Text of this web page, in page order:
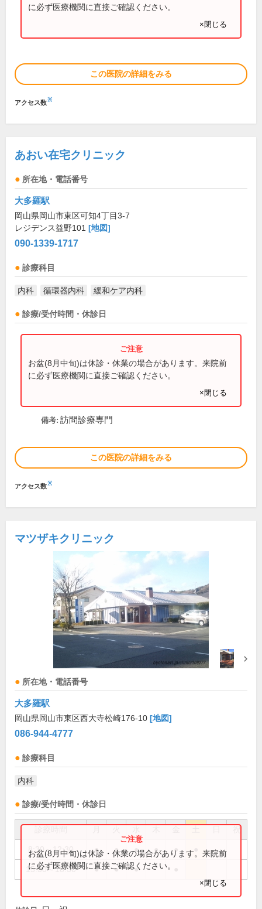
に必ず医療機関に直接ご確認ください。
×閉じる
この医院の詳細をみる
アクセス数※
あおい在宅クリニック
所在地・電話番号
大多羅駅
岡山県岡山市東区可知4丁目3-7
レジデンス益野101 [地図]
090-1339-1717
診療科目
内科 循環器内科 緩和ケア内科
診療/受付時間・休診日
お盆(8月中旬)は休診・休業の場合があります。来院前
に必ず医療機関に直接ご確認ください。
×閉じる
備考: 訪問診療専門
この医院の詳細をみる
アクセス数※
マツザキクリニック
所在地・電話番号
大多羅駅
岡山県岡山市東区西大寺松崎176-10 [地図]
086-944-4777
診療科目
内科
診療/受付時間・休診日
祝
8:30～12:30 ● ● ● ● ●
15:30～18:30 ● ● ●
お盆(8月中旬)は休診・休業の場合があります。来院前
に必ず医療機関に直接ご確認ください。
×閉じる